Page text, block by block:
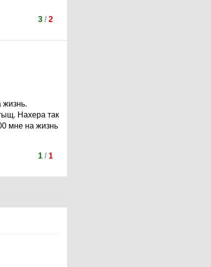
3/ 2
жизнь.
Нахера так
мне на жизнь
1/ 1